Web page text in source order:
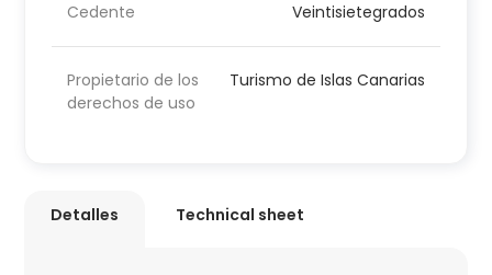
Cedente Veintisietegrados
Propietario de los
derechos de uso
Turismo de Islas Canarias
Detalles Technical sheet